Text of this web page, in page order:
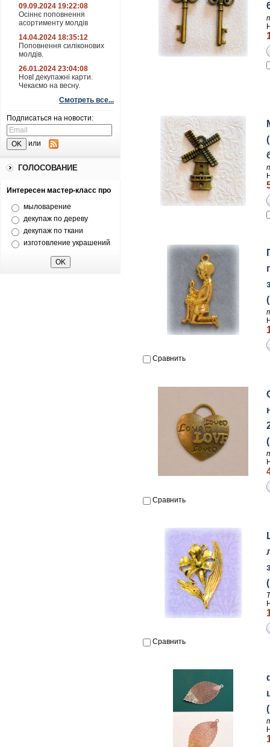
09.09.2024 19:22:08
Осіннє поповнення
асортименту молдів
14.04.2024 18:35:12
Поповнення силіконових
молдів.
26.01.2024 23:04:08
НовІ декупажні карти.
Чекаємо на весну.
Смотреть все...
Подписаться на новости:
или
ГОЛОСОВАНИЕ
Интересен мастер-класс про
мыловарение
декупаж по дереву
декупаж по ткани
изготовление украшений
Сравнить
Сравнить
Сравнить